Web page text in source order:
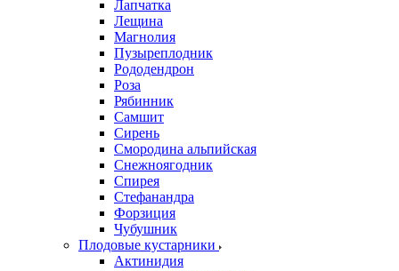
Лапчатка
Лещина
Магнолия
Пузыреплодник
Рододендрон
Роза
Рябинник
Самшит
Сирень
Смородина альпийская
Снежноягодник
Спирея
Стефанандра
Форзиция
Чубушник
Плодовые кустарники
Актинидия